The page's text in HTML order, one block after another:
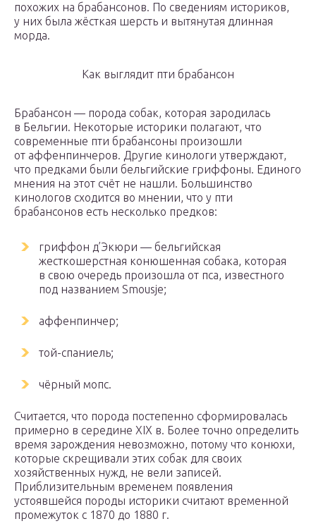
похожих на брабансонов. По сведениям историков,
у них была жёсткая шерсть и вытянутая длинная
морда.
Как выглядит пти брабансон
Брабансон — порода собак, которая зародилась
в Бельгии. Некоторые историки полагают, что
современные пти брабансоны произошли
от аффенпинчеров. Другие кинологи утверждают,
что предками были бельгийские гриффоны. Единого
мнения на этот счёт не нашли. Большинство
кинологов сходится во мнении, что у пти
брабансонов есть несколько предков:
гриффон д’Экюри — бельгийская
жесткошерстная конюшенная собака, которая
в свою очередь произошла от пса, известного
под названием Smousje;
аффенпинчер;
той-спаниель;
чёрный мопс.
Считается, что порода постепенно сформировалась
примерно в середине XIX в. Более точно определить
время зарождения невозможно, потому что конюхи,
которые скрещивали этих собак для своих
хозяйственных нужд, не вели записей.
Приблизительным временем появления
устоявшейся породы историки считают временной
промежуток с 1870 до 1880 г.